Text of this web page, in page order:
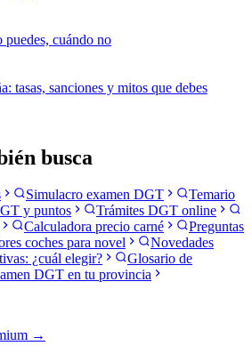
puedes, cuándo no
tasas, sanciones y mitos que debes
busca
Simulacro examen DGT
Temario
y puntos
Trámites DGT online
Calculadora precio carné
Preguntas
coches para novel
Novedades
¿cuál elegir?
Glosario de
DGT en tu provincia
→